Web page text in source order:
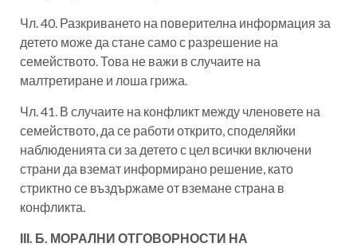
Чл. 40. Разкриването на поверителна информация за
детето може да стане само с разрешение на
семейството. Това не важи в случаите на
малтретиране и лоша грижа.
Чл. 41. В случаите на конфликт между членовете на
семейството, да се работи открито, споделяйки
наблюденията си за детето с цел всички включени
страни да вземат информирано решение, като
стриктно се въздържаме от вземане страна в
конфликта.
ІІІ. Б. МОРАЛНИ ОТГОВОРНОСТИ НА